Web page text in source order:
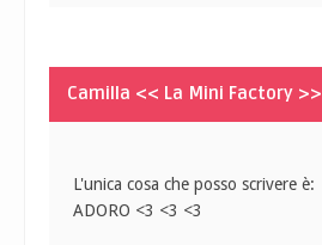
Camilla << La Mini Factory >>
L'unica cosa che posso scrivere è:
ADORO <3 <3 <3